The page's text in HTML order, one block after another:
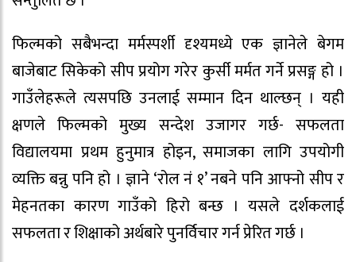
फिल्मको सबैभन्दा मर्मस्पर्शी दृश्यमध्ये एक ज्ञानेले बेगम
बाजेबाट सिकेको सीप प्रयोग गरेर कुर्सी मर्मत गर्ने प्रसङ्ग हो ।
गाउँलेहरूले त्यसपछि उनलाई सम्मान दिन थाल्छन् । यही
क्षणले फिल्मको मुख्य सन्देश उजागर गर्छ- सफलता
विद्यालयमा प्रथम हुनुमात्र होइन, समाजका लागि उपयोगी
व्यक्ति बन्नु पनि हो । ज्ञाने ‘रोल नं १’ नबने पनि आफ्नो सीप र
मेहनतका कारण गाउँको हिरो बन्छ । यसले दर्शकलाई
सफलता र शिक्षाको अर्थबारे पुनर्विचार गर्न प्रेरित गर्छ ।